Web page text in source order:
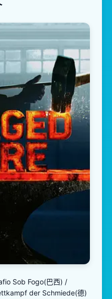
Sob Fogo(巴西) /
der Schmiede(德)